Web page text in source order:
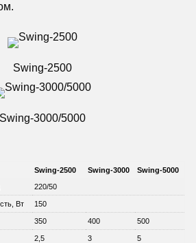
Swing-2500
Swing-3000/5000
Swing-2500 Swing-3000
Swing-5000
220/50
Вт 150
350 400 500
2,5 3 5